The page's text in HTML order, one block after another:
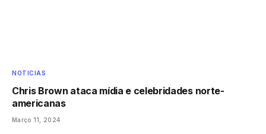
NOTICIAS
Chris Brown ataca mídia e celebridades norte-
americanas
Março 11, 2024